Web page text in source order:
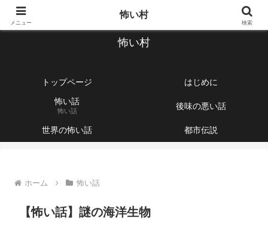
【1760話以上】怖い話と不思議な話を集めて紹介するサイト
怖い村
トップページ
はじめに
怖い話
怖い話 後味の悪い話
世界の怖い話 都市伝説
ホーム 怖い話
【怖い話】謎の海洋生物
メニュー
怖い村
検索